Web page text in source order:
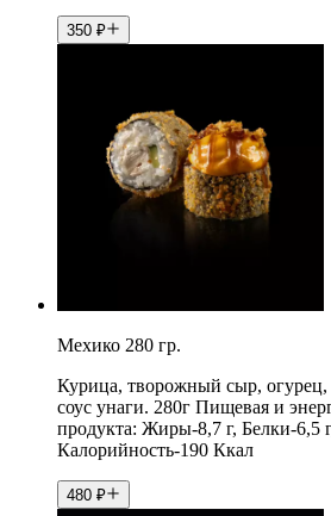
350 ₽
Мехико 280 гр.
Курица, творожный сыр, огурец,
соус унаги. 280г Пищевая и
продукта: Жиры-8,7 г, Белки-6,5
Калорийность-190 Ккал
480 ₽